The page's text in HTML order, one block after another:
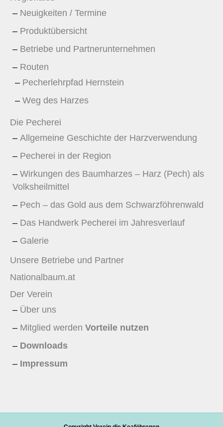
Neuigkeiten / Termine
Produktübersicht
Betriebe und Partnerunternehmen
Routen
Pecherlehrpfad Hernstein
Weg des Harzes
Die Pecherei
Allgemeine Geschichte der Harzverwendung
Pecherei in der Region
Wirkungen des Baumharzes – Harz (Pech) als
Volksheilmittel
Pech – das Gold aus dem Schwarzföhrenwald
Das Handwerk Pecherei im Jahresverlauf
Galerie
Unsere Betriebe und Partner
Nationalbaum.at
Der Verein
Über uns
Mitglied werden Vorteile nutzen
Downloads
Impressum